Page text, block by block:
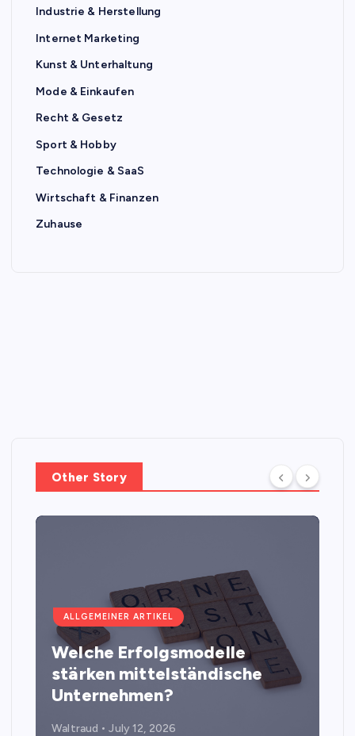
Industrie & Herstellung
Internet Marketing
Kunst & Unterhaltung
Mode & Einkaufen
Recht & Gesetz
Sport & Hobby
Technologie & SaaS
Wirtschaft & Finanzen
Zuhause
Other Story
ALLGEMEINER ARTIKEL
Welche Erfolgsmodelle
stärken mittelständische
Unternehmen?
Waltraud July 12, 2026